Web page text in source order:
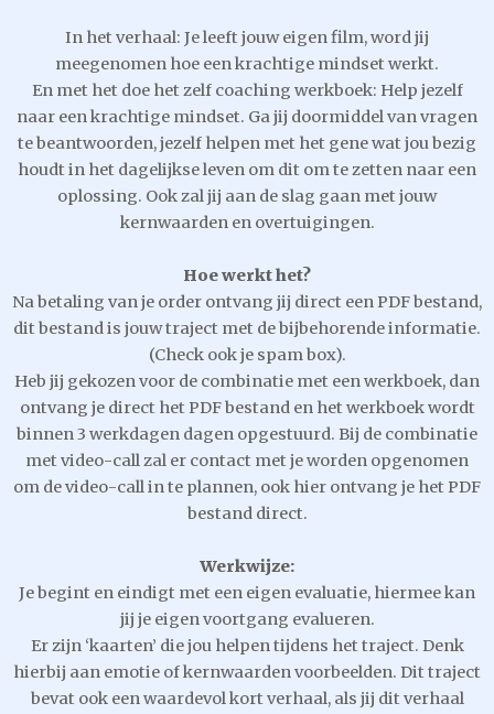
In het verhaal: Je leeft jouw eigen film, word jij
meegenomen hoe een krachtige mindset werkt.
En met het doe het zelf coaching werkboek: Help jezelf
naar een krachtige mindset. Ga jij doormiddel van vragen
te beantwoorden, jezelf helpen met het gene wat jou bezig
houdt in het dagelijkse leven om dit om te zetten naar een
oplossing. Ook zal jij aan de slag gaan met jouw
kernwaarden en overtuigingen.
Hoe werkt het?
Na betaling van je order ontvang jij direct een PDF bestand,
dit bestand is jouw traject met de bijbehorende informatie.
(Check ook je spam box).
Heb jij gekozen voor de combinatie met een werkboek, dan
ontvang je direct het PDF bestand en het werkboek wordt
binnen 3 werkdagen dagen opgestuurd. Bij de combinatie
met video-call zal er contact met je worden opgenomen
om de video-call in te plannen, ook hier ontvang je het PDF
bestand direct.
Werkwijze:
Je begint en eindigt met een eigen evaluatie, hiermee kan
jij je eigen voortgang evalueren.
Er zijn ‘kaarten’ die jou helpen tijdens het traject. Denk
hierbij aan emotie of kernwaarden voorbeelden. Dit traject
bevat ook een waardevol kort verhaal, als jij dit verhaal